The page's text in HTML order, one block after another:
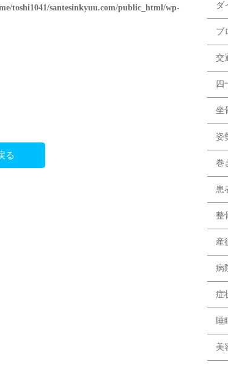
toshi1041/santesinkyuu.com/public_html/wp-
る
ダ
ブ
交
四
坐
姿
巻
患
整
産
病
症
睡
美